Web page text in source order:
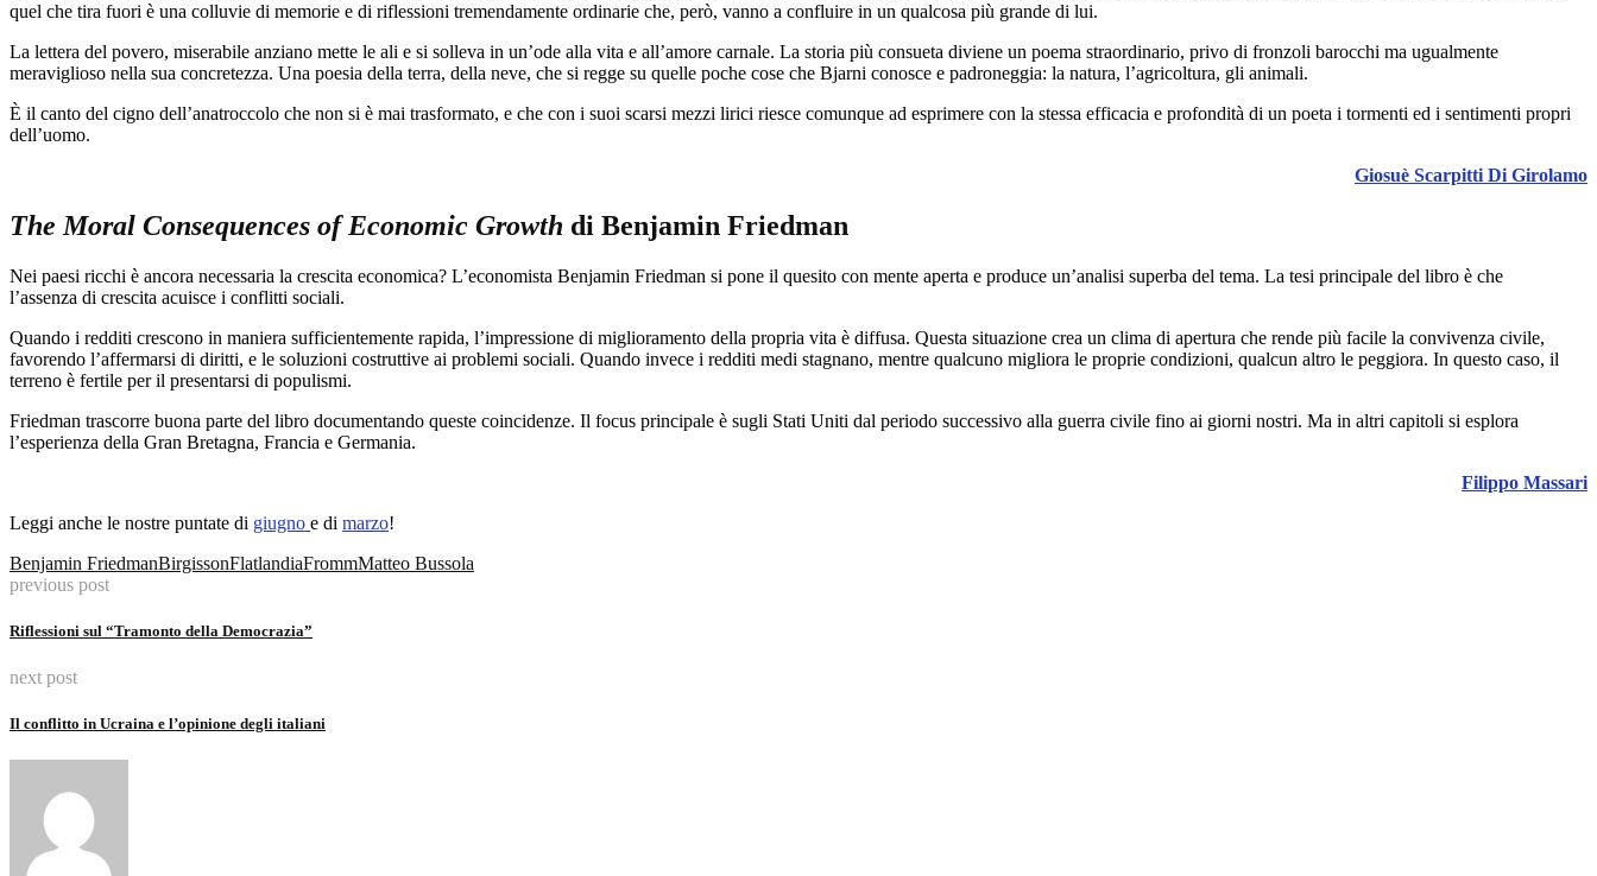
quel che tira fuori è una colluvie di memorie e di riflessioni tremendamente ordinarie che, però, vanno a confluire in un qualcosa più grande di lui.
La lettera del povero, miserabile anziano mette le ali e si solleva in un’ode alla vita e all’amore carnale. La storia più consueta diviene un poema straordinario, privo di fronzoli barocchi ma ugualmente
meraviglioso nella sua concretezza. Una poesia della terra, della neve, che si regge su quelle poche cose che Bjarni conosce e padroneggia: la natura, l’agricoltura, gli animali.
È il canto del cigno dell’anatroccolo che non si è mai trasformato, e che con i suoi scarsi mezzi lirici riesce comunque ad esprimere con la stessa efficacia e profondità di un poeta i tormenti ed i sentimenti propri
dell’uomo.
Giosuè Scarpitti Di Girolamo
The Moral Consequences of Economic Growth di Benjamin Friedman
Nei paesi ricchi è ancora necessaria la crescita economica? L’economista Benjamin Friedman si pone il quesito con mente aperta e produce un’analisi superba del tema. La tesi principale del libro è che
l’assenza di crescita acuisce i conflitti sociali.
Quando i redditi crescono in maniera sufficientemente rapida, l’impressione di miglioramento della propria vita è diffusa. Questa situazione crea un clima di apertura che rende più facile la convivenza civile,
favorendo l’affermarsi di diritti, e le soluzioni costruttive ai problemi sociali. Quando invece i redditi medi stagnano, mentre qualcuno migliora le proprie condizioni, qualcun altro le peggiora. In questo caso, il
terreno è fertile per il presentarsi di populismi.
Friedman trascorre buona parte del libro documentando queste coincidenze. Il focus principale è sugli Stati Uniti dal periodo successivo alla guerra civile fino ai giorni nostri. Ma in altri capitoli si esplora
l’esperienza della Gran Bretagna, Francia e Germania.
Filippo Massari
Leggi anche le nostre puntate di giugno e di marzo!
Benjamin FriedmanBirgissonFlatlandiaFrommMatteo Bussola
previous post
Riflessioni sul “Tramonto della Democrazia”
next post
Il conflitto in Ucraina e l’opinione degli italiani